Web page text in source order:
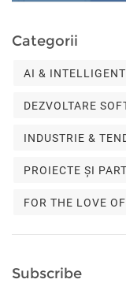
Categorii
AI &
DEZVOLTARE
INDUSTRIE &
PROIECTE ȘI
FOR THE LOVE
Subscribe